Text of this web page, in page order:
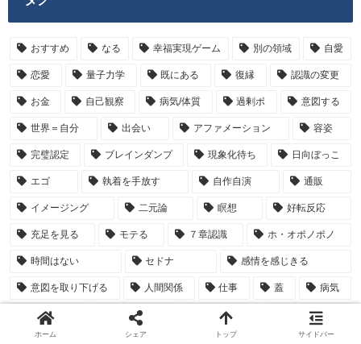
おすすめ なる 幸福実現ゲーム 別の領域 自愛
恋愛 量子力学 既にある 復縁 認識の変更
お金 自己観察 病気/体質 過剰ポ 意図する
世界＝自分 出会い アファメーション 容姿
完璧認定 ブレインダンプ 現象化待ち 日向ぼっこ
エゴ 執着を手放す 自作自演 通販
イメージング 二元論 瞑想 好転反応
充足を見る モテる ７章認識 ホ・オポノポノ
時間はない セドナ 感情を感じきる
意図を取り下げる 人間関係 仕事 蓋 病気
記憶を消す 今今メソッド 願望＝実現 受け取る許可
パラレルワールド メソッド不要 ダイエット
ホーム シェア トップ サイドバー